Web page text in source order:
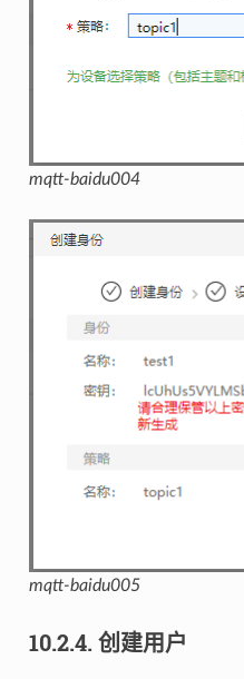
mqtt-baidu004
mqtt-baidu005
10.2.4. 创建用户